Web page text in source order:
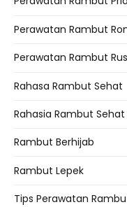
Perawatan Rambut
Perawatan Rambut
Rahasa Rambut Sehat
Rahasia Rambut Sehat
Rambut Berhijab
Rambut Lepek
Tips Perawatan